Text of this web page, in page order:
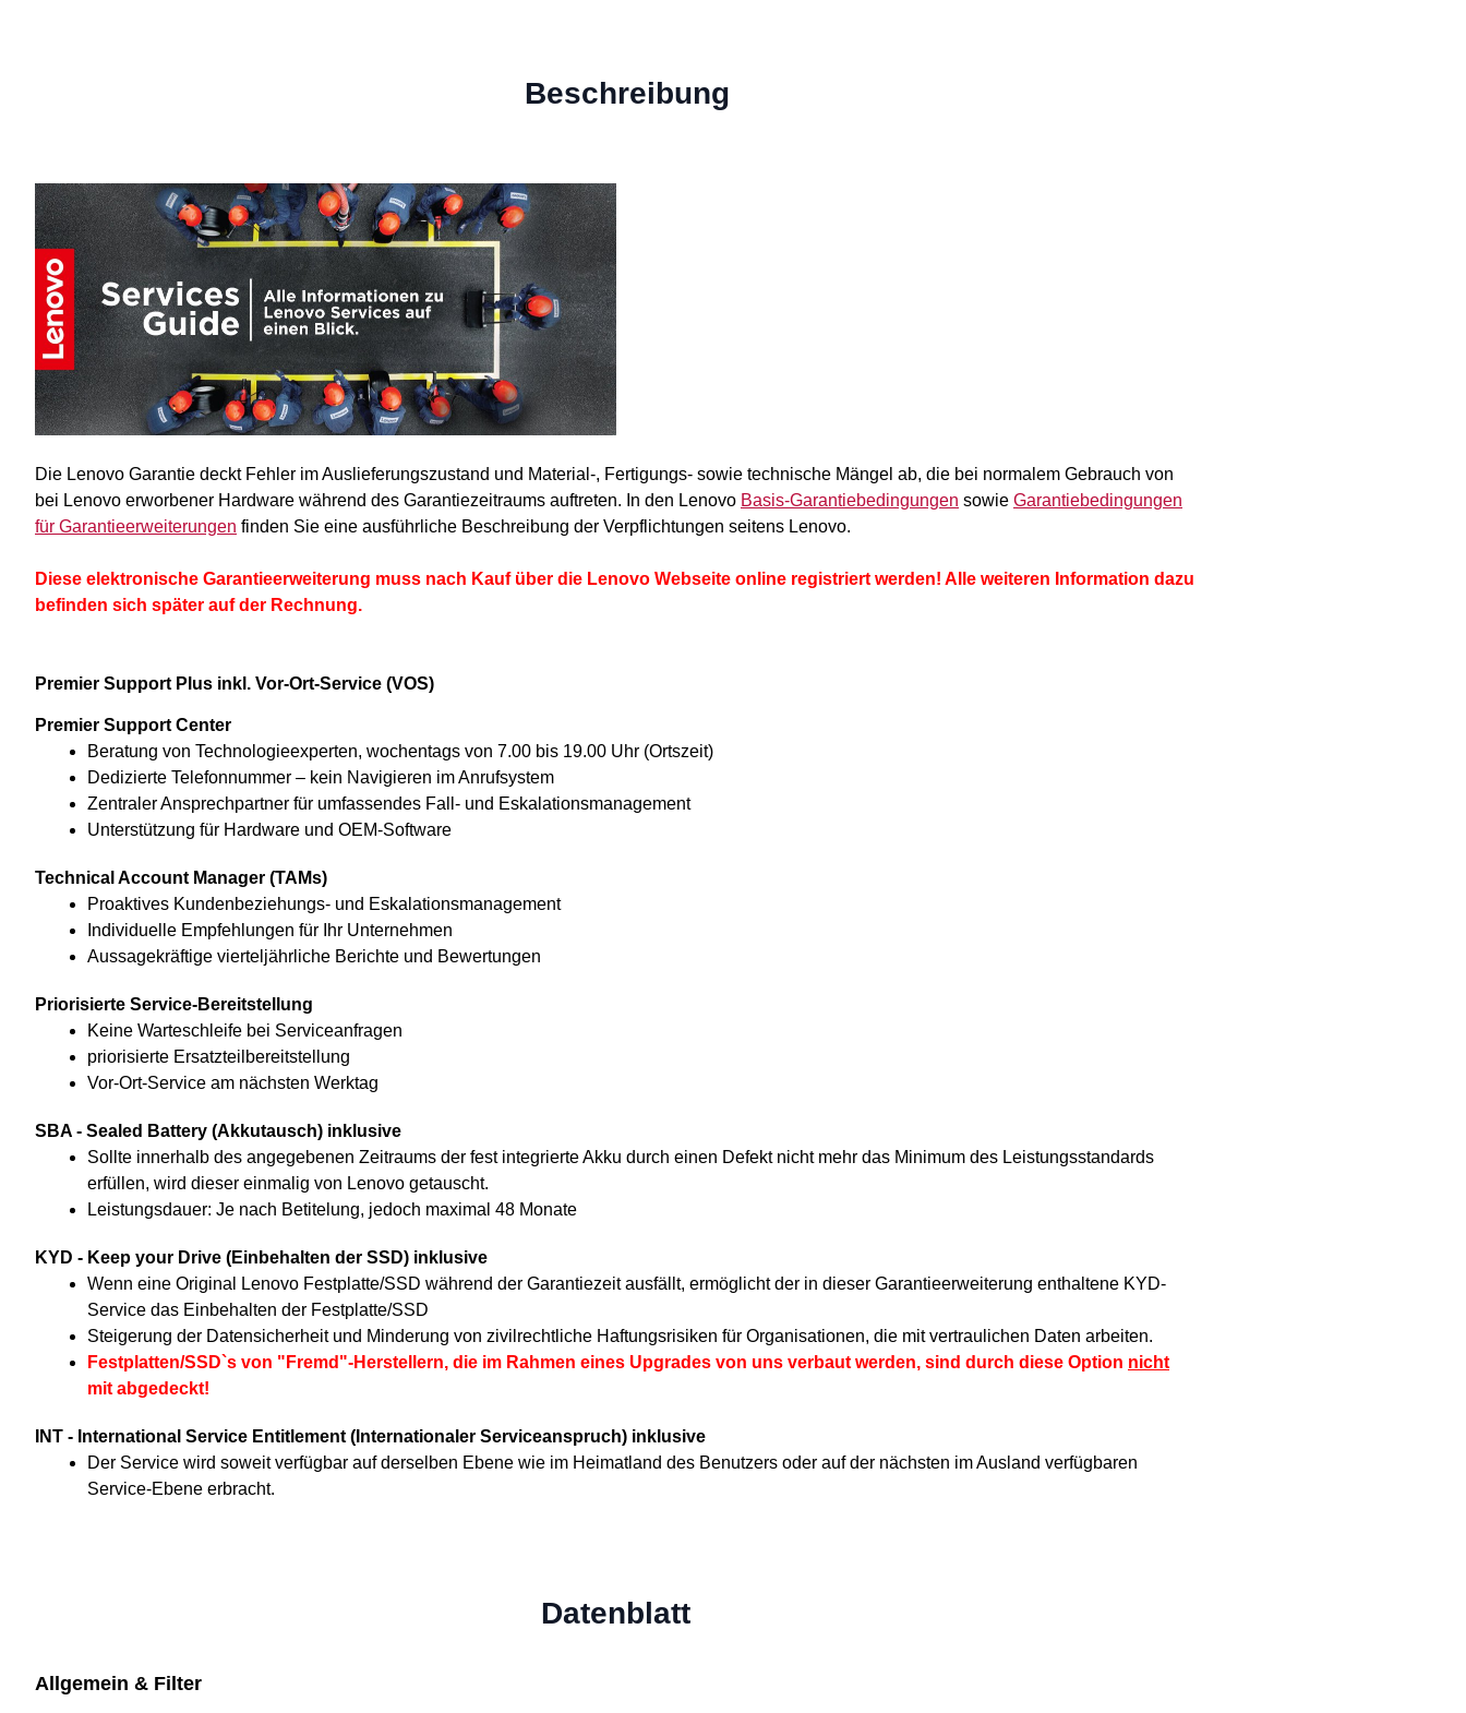
Beschreibung
Die Lenovo Garantie deckt Fehler im Auslieferungszustand und Material-, Fertigungs- sowie technische Mängel ab, die bei normalem Gebrauch von
bei Lenovo erworbener Hardware während des Garantiezeitraums auftreten. In den Lenovo Basis-Garantiebedingungen sowie Garantiebedingungen
für Garantieerweiterungen finden Sie eine ausführliche Beschreibung der Verpflichtungen seitens Lenovo.
Diese elektronische Garantieerweiterung muss nach Kauf über die Lenovo Webseite online registriert werden! Alle weiteren Information dazu
befinden sich später auf der Rechnung.
Premier Support Plus inkl. Vor-Ort-Service (VOS)
Premier Support Center
Beratung von Technologieexperten, wochentags von 7.00 bis 19.00 Uhr (Ortszeit)
Dedizierte Telefonnummer – kein Navigieren im Anrufsystem
Zentraler Ansprechpartner für umfassendes Fall- und Eskalationsmanagement
Unterstützung für Hardware und OEM-Software
Technical Account Manager (TAMs)
Proaktives Kundenbeziehungs- und Eskalationsmanagement
Individuelle Empfehlungen für Ihr Unternehmen
Aussagekräftige vierteljährliche Berichte und Bewertungen
Priorisierte Service-Bereitstellung
Keine Warteschleife bei Serviceanfragen
priorisierte Ersatzteilbereitstellung
Vor-Ort-Service am nächsten Werktag
SBA - Sealed Battery (Akkutausch) inklusive
Sollte innerhalb des angegebenen Zeitraums der fest integrierte Akku durch einen Defekt nicht mehr das Minimum des Leistungsstandards
erfüllen, wird dieser einmalig von Lenovo getauscht.
Leistungsdauer: Je nach Betitelung, jedoch maximal 48 Monate
KYD - Keep your Drive (Einbehalten der SSD) inklusive
Wenn eine Original Lenovo Festplatte/SSD während der Garantiezeit ausfällt, ermöglicht der in dieser Garantieerweiterung enthaltene KYD-
Service das Einbehalten der Festplatte/SSD
Steigerung der Datensicherheit und Minderung von zivilrechtliche Haftungsrisiken für Organisationen, die mit vertraulichen Daten arbeiten.
Festplatten/SSD`s von "Fremd"-Herstellern, die im Rahmen eines Upgrades von uns verbaut werden, sind durch diese Option nicht
mit abgedeckt!
INT - International Service Entitlement (Internationaler Serviceanspruch) inklusive
Der Service wird soweit verfügbar auf derselben Ebene wie im Heimatland des Benutzers oder auf der nächsten im Ausland verfügbaren
Service-Ebene erbracht.
Datenblatt
Allgemein & Filter